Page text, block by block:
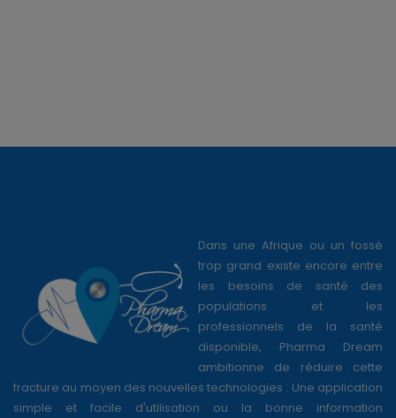
Dans une Afrique ou un fossé
trop grand existe encore entre
les besoins de santé des
populations et les
professionnels de la santé
disponible, Pharma Dream
ambitionne de réduire cette
fracture au moyen des nouvelles technologies : Une application
simple et facile d'utilisation ou la bonne information